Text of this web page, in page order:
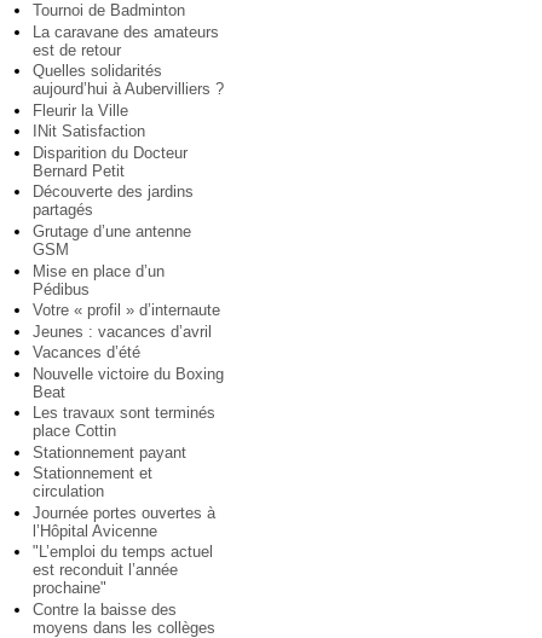
Tournoi de Badminton
La caravane des amateurs
est de retour
Quelles solidarités
aujourd’hui à Aubervilliers ?
Fleurir la Ville
INit Satisfaction
Disparition du Docteur
Bernard Petit
Découverte des jardins
partagés
Grutage d’une antenne
GSM
Mise en place d’un
Pédibus
Votre « profil » d’internaute
Jeunes : vacances d’avril
Vacances d’été
Nouvelle victoire du Boxing
Beat
Les travaux sont terminés
place Cottin
Stationnement payant
Stationnement et
circulation
Journée portes ouvertes à
l’Hôpital Avicenne
"L’emploi du temps actuel
est reconduit l’année
prochaine"
Contre la baisse des
moyens dans les collèges